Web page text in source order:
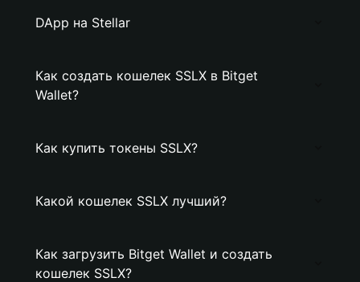
DApp на Stellar
Как создать кошелек SSLX в Bitget
Wallet?
Как купить токены SSLX?
Какой кошелек SSLX лучший?
Как загрузить Bitget Wallet и создать
кошелек SSLX?